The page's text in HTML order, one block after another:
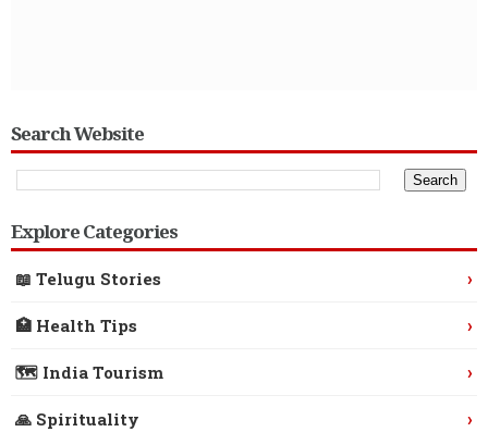
Search Website
Explore Categories
📖 Telugu Stories ›
🏥 Health Tips ›
🗺️ India Tourism ›
🙏 Spirituality ›